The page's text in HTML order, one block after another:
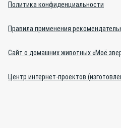
Политика конфиденциальности
Правила применения
Сайт о домашних животных «Моё
Центр интернет-проектов